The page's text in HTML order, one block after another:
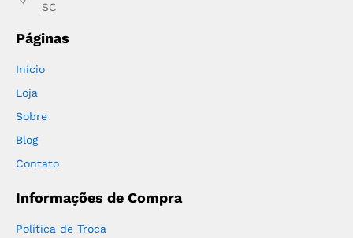
SC
Páginas
Início
Loja
Sobre
Blog
Contato
Informações de Compra
Política de Troca